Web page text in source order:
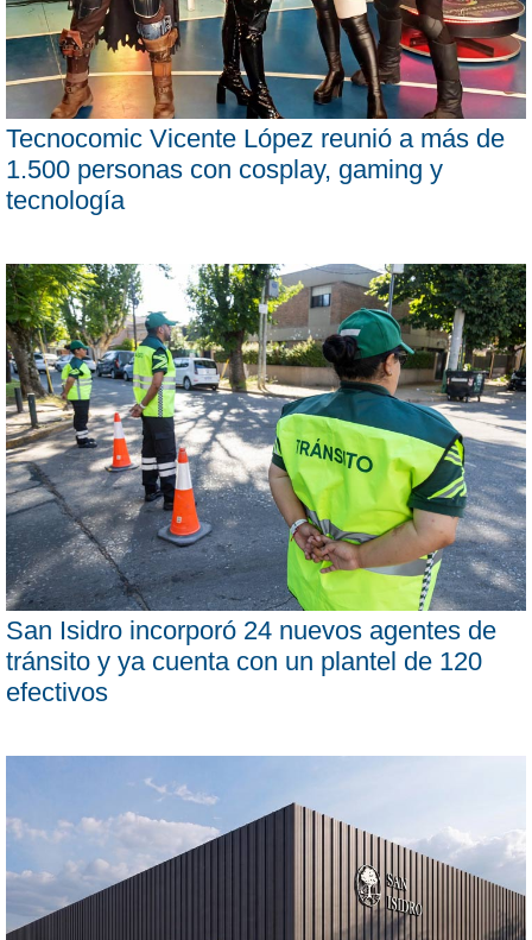
Tecnocomic Vicente López reunió a más de
1.500 personas con cosplay, gaming y
tecnología
San Isidro incorporó 24 nuevos agentes de
tránsito y ya cuenta con un plantel de 120
efectivos